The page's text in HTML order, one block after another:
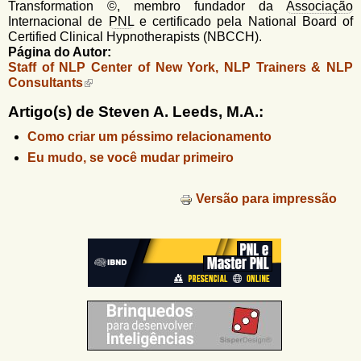
Transformation ©, membro fundador da Associação
Internacional de PNLe certificado pela National Board of
Certified Clinical Hypnotherapists (NBCCH).
Página do Autor:
Staff of NLP Center of New York, NLP Trainers & NLP
Consultants
Artigo(s) de Steven A. Leeds, M.A.:
Como criar um péssimo relacionamento
Eu mudo, se você mudar primeiro
Versão para impressão